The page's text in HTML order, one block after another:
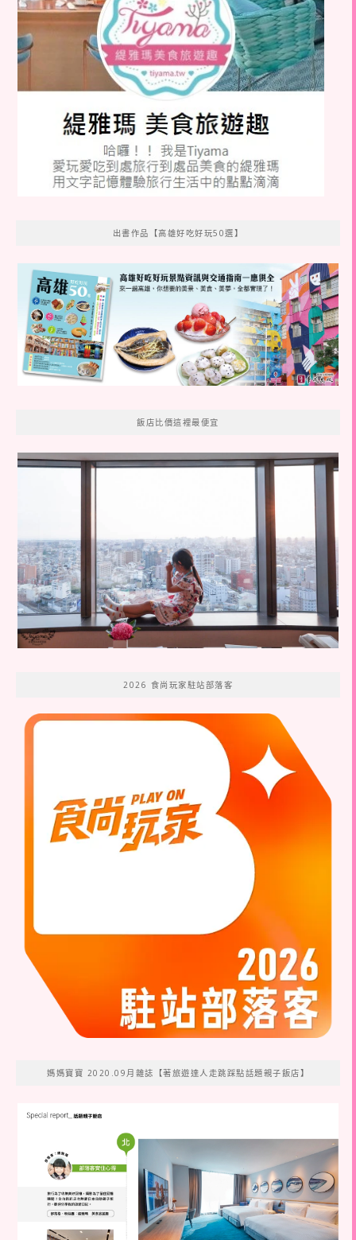
出書作品【高雄好吃好玩50選】
飯店比價這裡最便宜
2026 食尚玩家駐站部落客
媽媽寶寶 2020.09月雜誌【著旅遊達人走跳踩點話題親子飯店】